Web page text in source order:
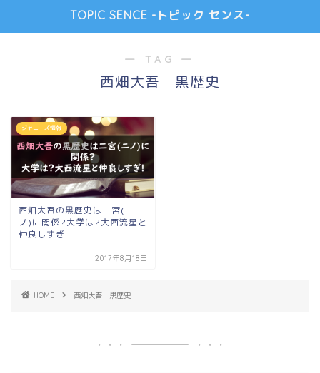
TOPIC SENCE -トピック センス-
― TAG ―
西畑大吾 黒歴史
ジャニーズ情報
西畑大吾の黒歴史は二宮(ニ
ノ)に関係?大学は?大西流星と
仲良しすぎ!
2017年8月18日
HOME 西畑大吾 黒歴史